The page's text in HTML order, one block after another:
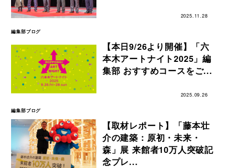
2025.11.28
編集部ブログ
【本日9/26より開催】「六
本木アートナイト2025」編
集部 おすすめコースをご...
2025.09.26
編集部ブログ
【取材レポート】「藤本壮
介の建築：原初・未来・
森」展 来館者10万人突破記
念プレ...